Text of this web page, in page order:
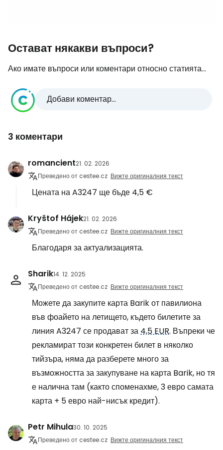
Остават някакви въпроси?
Ако имате въпроси или коментари относно статията...
Добави коментар...
3 коментари
romancient21. 02. 2026
Преведено от cestee.cz Вижте оригиналния текст
Цената на A3247 ще бъде 4,5 €
Kryštof Hájek21. 02. 2026
Преведено от cestee.cz Вижте оригиналния текст
Благодаря за актуализацията.
Sharik14. 12. 2025
Преведено от cestee.cz Вижте оригиналния текст
Можете да закупите карта Barik от павилиона
във фоайето на летището, където билетите за
линия A3247 се продават за4,5 EUR. Въпреки че
рекламират този конкретен билет в няколко
тийзъра, няма да разберете много за
възможността за закупуване на карта Barik, но тя
е налична там (както споменахме, 3 евро самата
карта + 5 евро най-нисък кредит).
Petr Mihula30. 10. 2025
Преведено от cestee.cz Вижте оригиналния текст